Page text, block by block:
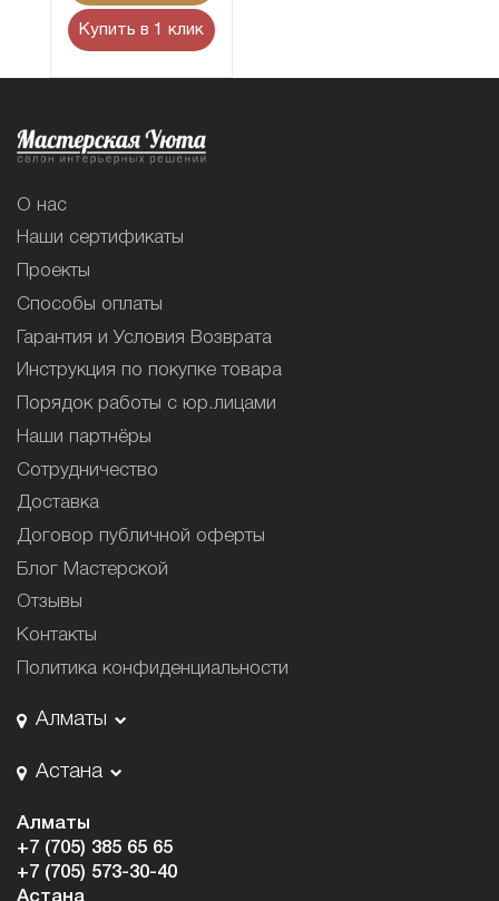
Купить в 1 клик
О нас
Наши сертификаты
Проекты
Способы оплаты
Гарантия и Условия Возврата
Инструкция по покупке товара
Порядок работы с юр.лицами
Наши партнёры
Сотрудничество
Доставка
Договор публичной оферты
Блог Мастерской
Отзывы
Контакты
Политика конфиденциальности
Алматы
Астана
Алматы
+7 (705) 385 65 65
+7 (705) 573-30-40
Астана